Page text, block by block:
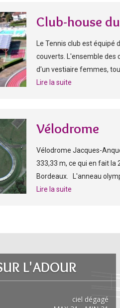
Club-house
Le Tennis club est
couverts. L'ensemble des
d'un vestiaire femmes,
Lire la suite
Vélodrome
Vélodrome Jacques-
333,33 m, ce qui en fait la
Bordeaux. L'anneau
Lire la suite
L'ADOUR
ciel dégagé